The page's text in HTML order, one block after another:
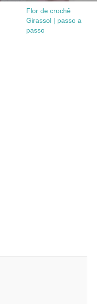
Flor de crochê
Girassol | passo a
passo